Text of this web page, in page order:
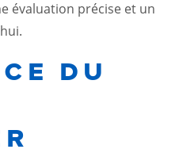
évaluation précise et un
DU